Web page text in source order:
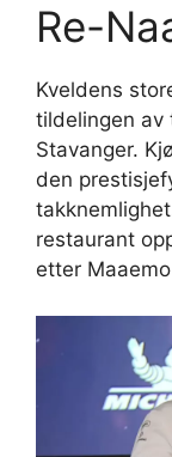
Re-
Kveldens
tildelingen av
Stavanger.
den
restaurant
etter